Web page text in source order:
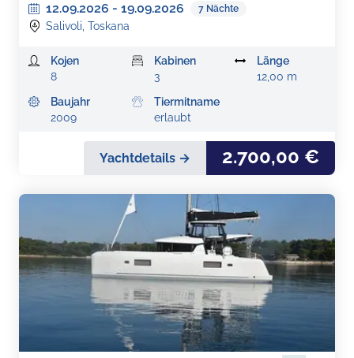
12.09.2026 - 19.09.2026 7 Nächte
Salivoli, Toskana
Kojen
8
Kabinen
3
Länge
12,00 m
Baujahr
2009
Tiermitname
erlaubt
Yachtdetails → 2.700,00 €